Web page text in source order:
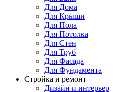
Для Дома
Для Крыши
Для Пола
Для Потолка
Для Стен
Для Труб
Для Фасада
Для Фундамента
Стройка и ремонт
Дизайн и интерьер